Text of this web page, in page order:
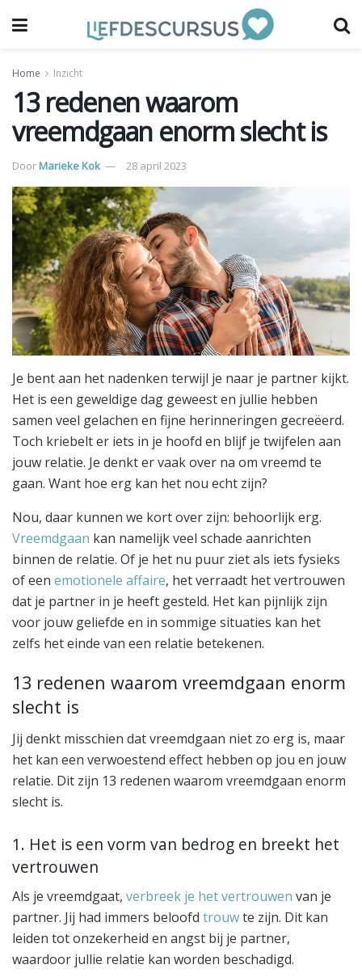
Home Inzicht
13 redenen waarom
vreemdgaan enorm slecht is
DoorMarieke Kok 28 april 2023
Je bent aan het nadenken terwijl je naar je partner kijkt.
Het is een geweldige dag geweest en jullie hebben
samen veel gelachen en fijne herinneringen gecreëerd.
Toch kriebelt er iets in je hoofd en blijf je twijfelen aan
jouw relatie. Je denkt er vaak over na om vreemd te
gaan. Want hoe erg kan het nou echt zijn?
Nou, daar kunnen we kort over zijn: behoorlijk erg.
Vreemdgaan kan namelijk veel schade aanrichten
binnen de relatie. Of je het nu puur ziet als iets fysieks
of een emotionele affaire, het verraadt het vertrouwen
dat je partner in je heeft gesteld. Het kan pijnlijk zijn
voor jouw geliefde en in sommige situaties kan het
zelfs het einde van een relatie betekenen.
13 redenen waarom vreemdgaan enorm
slecht is
Jij denkt misschien dat vreemdgaan niet zo erg is, maar
het kan een verwoestend effect hebben op jou en jouw
relatie. Dit zijn 13 redenen waarom vreemdgaan enorm
slecht is.
1. Het is een vorm van bedrog en breekt het
vertrouwen
Als je vreemdgaat, verbreek je het vertrouwen van je
partner. Jij had immers beloofd trouwte zijn. Dit kan
leiden tot onzekerheid en angst bij je partner,
waardoor jullie relatie kan worden beschadigd.